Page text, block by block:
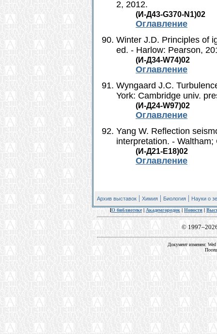
2, 2012.
(И-Д43-G370-N1)02
Оглавление
Winter J.D. Principles of
ed. - Harlow: Pearson,
(И-Д34-W74)02
Оглавление
Wyngaard J.C.
York: Cambridge univ.
(И-Д24-W97)02
Оглавление
Yang W. Reflection
interpretation. -
(И-Д21-E18)02
Оглавление
Архив выставок | Химия | Биология | Науки о
[О библиотеке | Академгородок | Новости |
©
Документ изменен: